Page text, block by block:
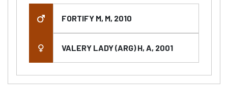
FORTIFY M, M, 2010
VALERY LADY (ARG) H, A, 2001